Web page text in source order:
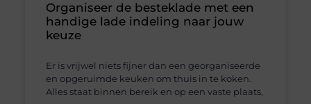
Organiseer de besteklade met een
handige lade indeling naar jouw
keuze
Er is vrijwel niets fijner dan een georganiseerde
en opgeruimde keuken om thuis in te koken.
Alles staat binnen bereik en op een vaste plaats,